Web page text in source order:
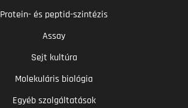
Protein- és peptid-szintézis
Assay
Sejt kultúra
Molekuláris biológia
Egyéb szolgáltatások